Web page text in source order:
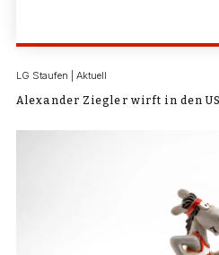
LG Staufen | Aktuell
Alexander Ziegler wirft in den